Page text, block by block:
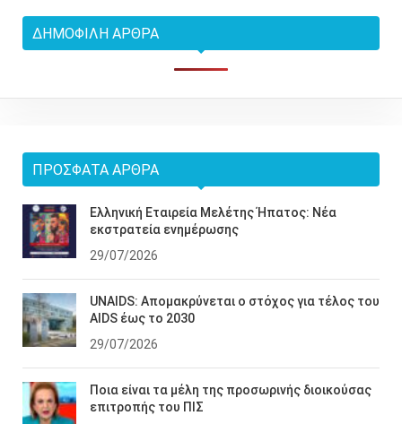
ΔΗΜΟΦΙΛΉ ΆΡΘΡΑ
ΠΡΌΣΦΑΤΑ ΆΡΘΡΑ
Ελληνική Εταιρεία Μελέτης Ήπατος: Νέα
εκστρατεία ενημέρωσης
29/07/2026
UNAIDS: Απομακρύνεται ο στόχος για τέλος του
AIDS έως το 2030
29/07/2026
Ποια είναι τα μέλη της προσωρινής διοικούσας
επιτροπής του ΠΙΣ